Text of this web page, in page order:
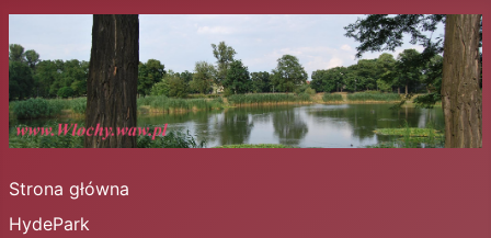
Strona główna
HydePark